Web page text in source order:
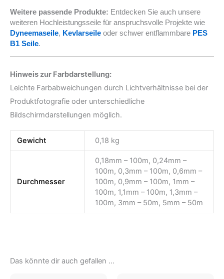
Weitere passende Produkte: Entdecken Sie auch unsere
weiteren Hochleistungsseile für anspruchsvolle Projekte wie
Dyneemaseile, Kevlarseile oder schwer entflammbare PES
B1 Seile.
Hinweis zur Farbdarstellung:
Leichte Farbabweichungen durch Lichtverhältnisse bei der
Produktfotografie oder unterschiedliche
Bildschirmdarstellungen möglich.
Gewicht 0,18 kg
Durchmesser
0,18mm – 100m, 0,24mm –
100m, 0,3mm – 100m, 0,6mm –
100m, 0,9mm – 100m, 1mm –
100m, 1,1mm – 100m, 1,3mm –
100m, 3mm – 50m, 5mm – 50m
Das könnte dir auch gefallen …